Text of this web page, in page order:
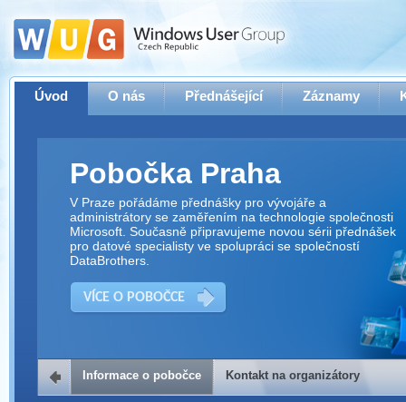
Úvod O nás Přednášející Záznamy
Pobočka Praha
V Praze pořádáme přednášky pro vývojáře a
administrátory se zaměřením na technologie společnosti
Microsoft. Současně připravujeme novou sérii přednášek
pro datové specialisty ve spolupráci se společností
DataBrothers.
VÍCE O POBOČCE
Kontakt na organizátory
Informace o pobočce Kontakt na organizátory